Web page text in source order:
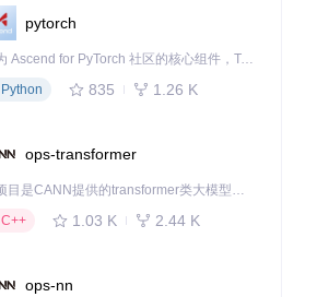
pytorch
作为 Ascend for PyTorch 社区的核心组件，TorchNPU 是昇腾专为 PyTorch 打造的深度学习适配插件，使 PyTorch 框架能够直接调用昇腾 NPU，为开发者提供昇腾 AI 处理器的超强算力。
Python
835 1.26 K
ops-transformer
本项目是CANN提供的transformer类大模型算子库，实现网络在NPU上加速计算。
C++
1.03 K 2.44 K
ops-nn